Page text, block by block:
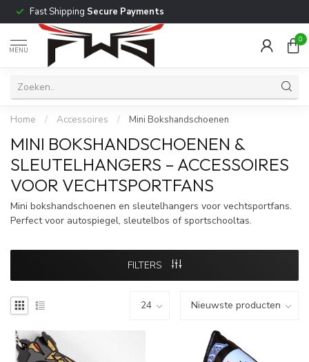
Fast Shipping Secure Payments
MENU
0
Home / Accessoires / Mini Bokshandschoenen
MINI BOKSHANDSCHOENEN &
SLEUTELHANGERS – ACCESSOIRES
VOOR VECHTSPORTFANS
Mini bokshandschoenen en sleutelhangers voor vechtsportfans.
Perfect voor autospiegel, sleutelbos of sportschooltas.
FILTERS